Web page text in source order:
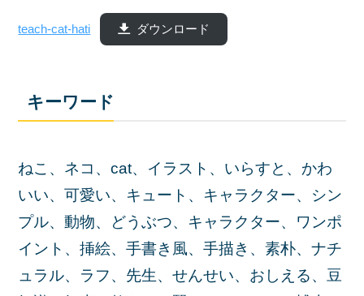
teach-cat-hati ダウンロード
キーワード
ねこ、ネコ、cat、イラスト、いらすと、かわ
いい、可愛い、キュート、キャラクター、シン
プル、動物、どうぶつ、キャラクター、ワンポ
イント、挿絵、手書き風、手描き、素朴、ナチ
ュラル、ラフ、先生、せんせい、おしえる、豆